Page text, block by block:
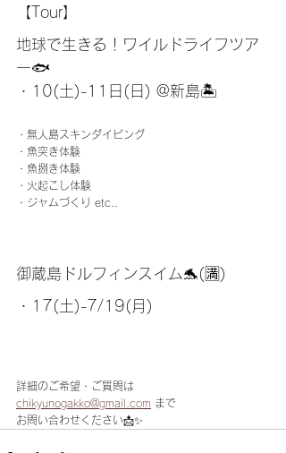
【Tour】
地球で生きる！ワイルドライフツア
ー🐟
・10(土)-11日(日) @新島🏝
・無人島スキンダイビング
・魚突き体験
・魚捌き体験
・火起こし体験
・ジャムづくり etc..
御蔵島ドルフィンスイム🐬(🈵)
・17(土)-7/19(月)
詳細のご希望・ご質問は
chikyunogakko@gmail.com まで
お問い合わせください📩✨